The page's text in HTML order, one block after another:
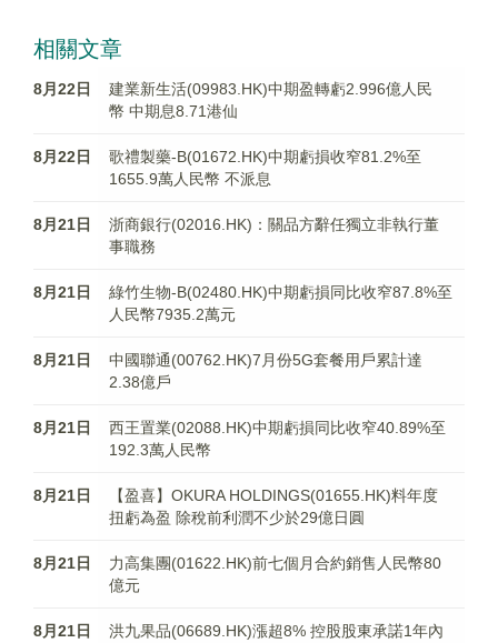
相關文章
8月22日
建業新生活(09983.HK)中期盈轉虧2.996億人民
幣 中期息8.71港仙
8月22日
歌禮製藥-B(01672.HK)中期虧損收窄81.2%至
1655.9萬人民幣 不派息
8月21日
浙商銀行(02016.HK)：關品方辭任獨立非執行董
事職務
8月21日
綠竹生物-B(02480.HK)中期虧損同比收窄87.8%至
人民幣7935.2萬元
8月21日
中國聯通(00762.HK)7月份5G套餐用戶累計達
2.38億戶
8月21日
西王置業(02088.HK)中期虧損同比收窄40.89%至
192.3萬人民幣
8月21日
【盈喜】OKURA HOLDINGS(01655.HK)料年度
扭虧為盈 除稅前利潤不少於29億日圓
8月21日
力高集團(01622.HK)前七個月合約銷售人民幣80
億元
8月21日
洪九果品(06689.HK)漲超8% 控股股東承諾1年內